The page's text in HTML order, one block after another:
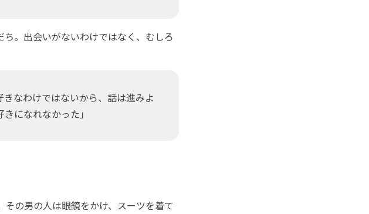
。出会いがないわけではなく、むしろ
なわけではないから、話は進みよ
になれなかった」
の男の人は眼鏡をかけ、スーツを着て